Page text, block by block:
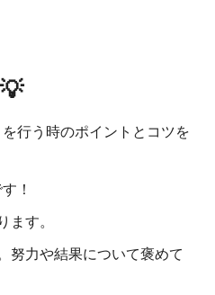
行う時のポイントとコツを
！
す。
努力や結果について褒めて